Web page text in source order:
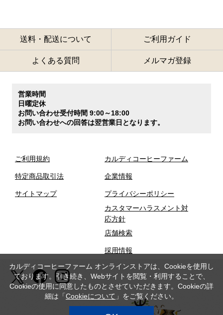
送料・配送について ご利用ガイド
よくある質問 メルマガ登録
営業時間
日曜定休
お問い合わせ受付時間 9:00～18:00
お問い合わせへの回答は翌営業日となります。
ご利用規約
特定商品取引法
サイトマップ
カルディコーヒーファーム
企業情報
プライバシーポリシー
カスタマーハラスメント対
応方針
店舗検索
採用情報
カルディコーヒーファーム オンラインストアは、Cookieを使用し
ております。引き続き、Webサイトを閲覧・利用することで、
Cookieの使用に同意したものとさせていただきます。Cookieの詳
細は「Cookieについて 」をご覧ください。